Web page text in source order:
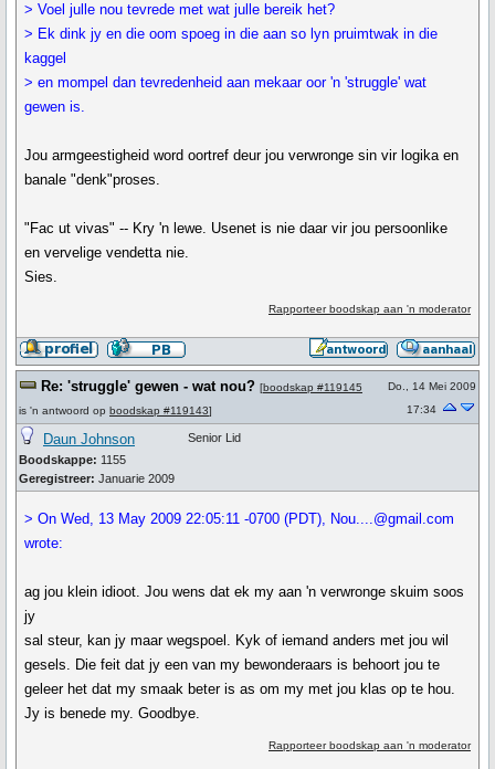
> Voel julle nou tevrede met wat julle bereik het?
> Ek dink jy en die oom spoeg in die aan so lyn pruimtwak in die
kaggel
> en mompel dan tevredenheid aan mekaar oor 'n 'struggle' wat
gewen is.
Jou armgeestigheid word oortref deur jou verwronge sin vir logika en
banale "denk"proses.
"Fac ut vivas" -- Kry 'n lewe. Usenet is nie daar vir jou persoonlike
en vervelige vendetta nie.
Sies.
Rapporteer boodskap aan 'n moderator
Re: 'struggle' gewen - wat nou? [boodskap #119145
is 'n antwoord op boodskap #119143]
Do., 14 Mei 2009
17:34
Daun Johnson
Boodskappe: 1155
Geregistreer: Januarie 2009
Senior Lid
> On Wed, 13 May 2009 22:05:11 -0700 (PDT), Nou....@gmail.com
wrote:
ag jou klein idioot. Jou wens dat ek my aan 'n verwronge skuim soos
jy
sal steur, kan jy maar wegspoel. Kyk of iemand anders met jou wil
gesels. Die feit dat jy een van my bewonderaars is behoort jou te
geleer het dat my smaak beter is as om my met jou klas op te hou.
Jy is benede my. Goodbye.
Rapporteer boodskap aan 'n moderator